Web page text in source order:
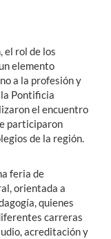
el rol de los
elemento
a la profesión y
Pontificia
el encuentro
participaron
de la región.
feria de
orientada a
quienes
carreras
acreditación y